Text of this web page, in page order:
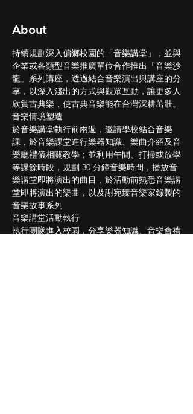
About
持續規劃深入偏鄉校園的「音樂講堂」，並與
企業或各類型音樂推廣單位合作推出「音樂沙
龍」系列講座，透過結合音樂演出與講座的分
享，以深入淺出的方式與觀眾互動，讓更多人
欣賞古典樂，使古典音樂能在台灣深耕茁壯。
音樂情境塑造
於音樂講堂執行前兩週，邀請學校結合音樂
課，於音樂課堂進行樂器知識、樂曲介紹及音
樂廳禮儀相關教學；並利用午間、打掃或放學
等課餘時段，規劃 30 分鐘音樂時間，播放音
樂講堂即將演出的曲目，於活動前熟悉音樂講
堂即將演出的樂曲，以及謝宛臻音樂家錄製的
音樂故事系列
音樂講堂活動執行
執行團隊進入校園，分享樂器知識、音樂會禮